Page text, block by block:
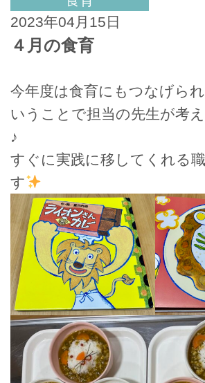
2023年04月15日
４月の食育
今年度は食育にもつなげら
いうことで担当の先生が考
♪
すぐに実践に移してくれる
す